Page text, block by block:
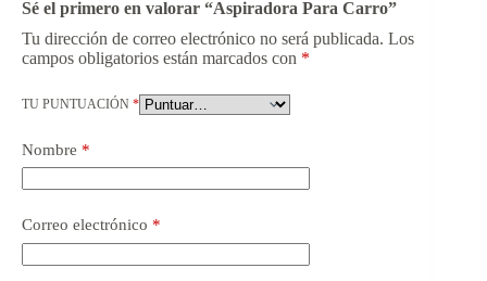
Sé el primero en valorar “Aspiradora Para Carro”
Tu dirección de correo electrónico no será publicada. Los
campos obligatorios están marcados con *
TU PUNTUACIÓN *
Nombre *
Correo electrónico *